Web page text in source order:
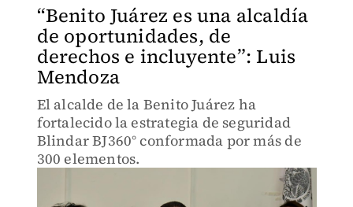
“Benito Juárez es una alcaldía
de oportunidades, de
derechos e incluyente”: Luis
Mendoza
El alcalde de la Benito Juárez ha
fortalecido la estrategia de seguridad
Blindar BJ360° conformada por más de
300 elementos.